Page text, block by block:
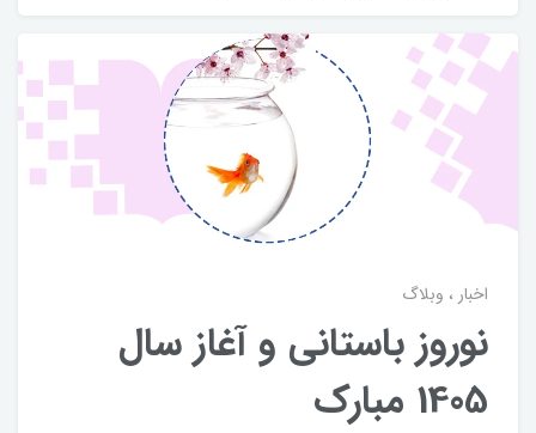
اخبار وبلاگ
نوروز باستانی و آغاز سال
1405 مبارک